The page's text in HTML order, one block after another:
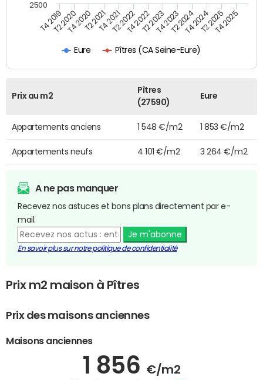
Eure Pîtres (CA Seine-Eure)
T4 2019T2 2020T4 2020T2 2021T4 2021T2 2022T4 2022T2 2023T4 2023T2 2024T4 2024T2 2025T4 2025
2500
Prix au m2
Pîtres
(27590)
Eure
Appartements anciens 1 548 €/m2 1 853 €/m2
Appartements neufs 4 101 €/m2 3 264 €/m2
A ne pas manquer
Recevez nos astuces et bons plans directement par e-
mail.
Je m'abonne
En savoir plus sur notre politique de confidentialité
Prix m2 maison à Pîtres
Prix des maisons anciennes
Maisons anciennes
1 856 €/m2